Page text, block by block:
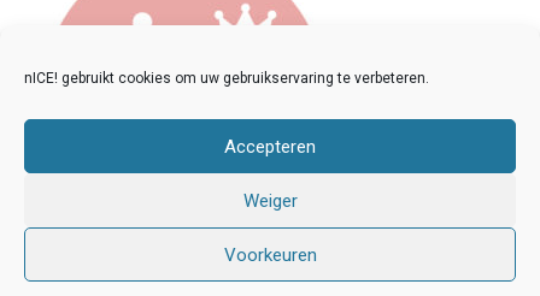
nICE! gebruikt cookies om uw gebruikservaring te verbeteren.
Accepteren
Weiger
Voorkeuren